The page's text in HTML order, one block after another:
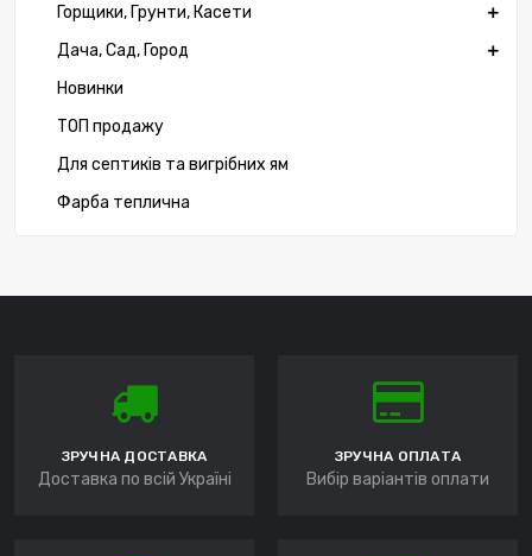
Горщики, Грунти, Касети
Дача, Сад, Город
Новинки
ТОП продажу
Для септиків та вигрібних ям
Фарба теплична
ЗРУЧНА ДОСТАВКА
Доставка по всій Україні
ЗРУЧНА ОПЛАТА
Вибір варіантів оплати